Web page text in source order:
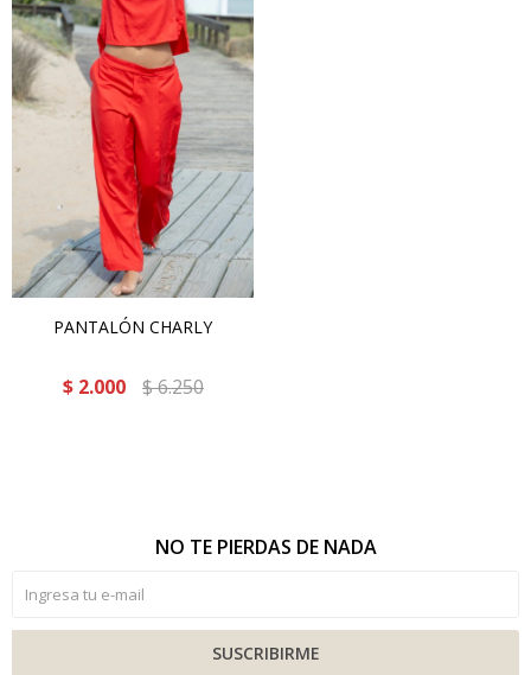
PANTALÓN CHARLY
$ 2.000 $6.250
NO TE PIERDAS DE NADA
SUSCRIBIRME